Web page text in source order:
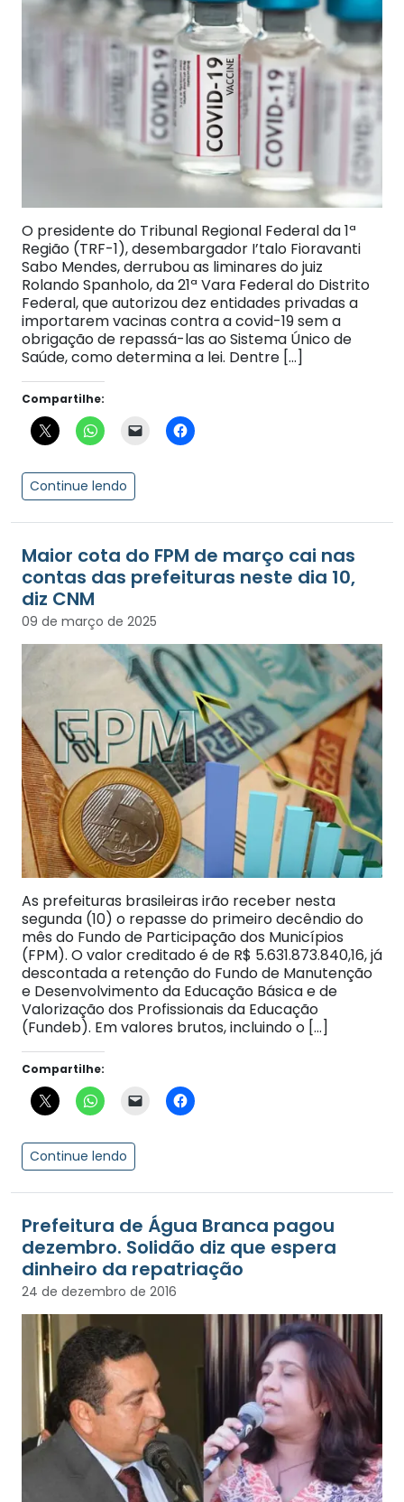
O presidente do Tribunal Regional Federal da 1ª
Região (TRF-1), desembargador I’talo Fioravanti
Sabo Mendes, derrubou as liminares do juiz
Rolando Spanholo, da 21ª Vara Federal do Distrito
Federal, que autorizou dez entidades privadas a
importarem vacinas contra a covid-19 sem a
obrigação de repassá-las ao Sistema Único de
Saúde, como determina a lei. Dentre […]
Compartilhe:
Continue lendo
Maior cota do FPM de março cai nas
contas das prefeituras neste dia 10,
diz CNM
09 de março de 2025
As prefeituras brasileiras irão receber nesta
segunda (10) o repasse do primeiro decêndio do
mês do Fundo de Participação dos Municípios
(FPM). O valor creditado é de R$ 5.631.873.840,16, já
descontada a retenção do Fundo de Manutenção
e Desenvolvimento da Educação Básica e de
Valorização dos Profissionais da Educação
(Fundeb). Em valores brutos, incluindo o […]
Compartilhe:
Continue lendo
Prefeitura de Água Branca pagou
dezembro. Solidão diz que espera
dinheiro da repatriação
24 de dezembro de 2016